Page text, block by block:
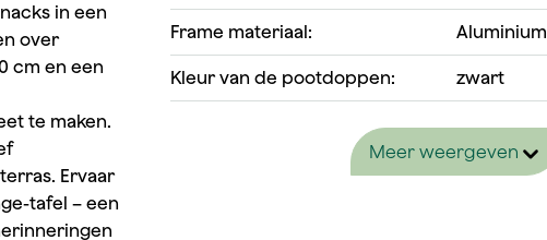
in een
over
cm en een
te maken.
Ervaar
tafel – een
Frame materiaal: Aluminium
Kleur van de pootdoppen: zwart
Meer weergeven